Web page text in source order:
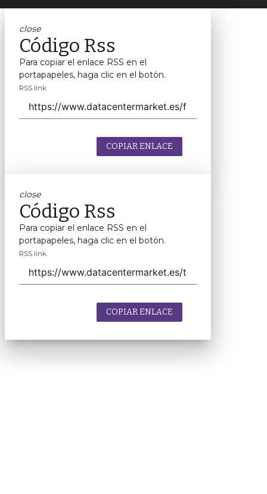
close
Código Rss
Para copiar el enlace RSS en el
portapapeles, haga clic en el botón.
RSS link
COPIAR ENLACE
close
Código Rss
Para copiar el enlace RSS en el
portapapeles, haga clic en el botón.
RSS link
COPIAR ENLACE